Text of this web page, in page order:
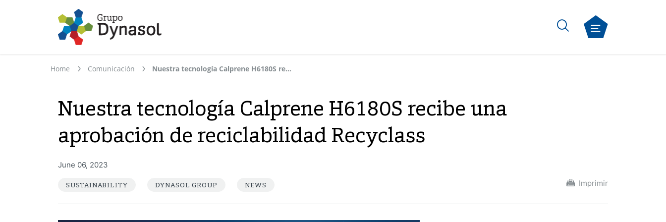
Home Comunicación Nuestra tecnología Calprene H6180S recibe una aprobación de reciclabilidad Recyclass
Nuestra tecnología Calprene H6180S recibe una
aprobación de reciclabilidad Recyclass
SUSTAINABILITY DYNASOL GROUP NEWS
June 06, 2023
Imprimir